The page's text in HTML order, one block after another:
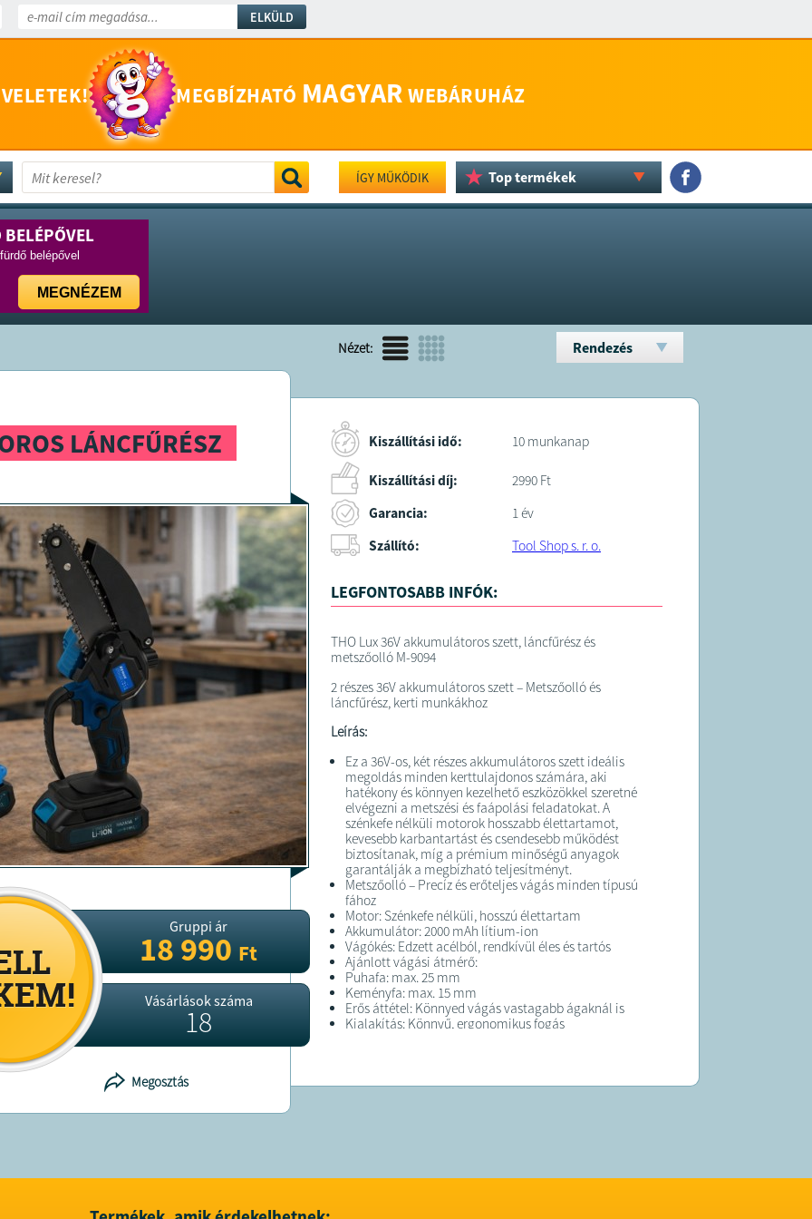
ELKÜLD
MEGBÍZHATÓ MAGYAR WEBÁRUHÁZ
ÍGY MŰKÖDIK Top termékek
BELÉPŐVEL
belépővel
MEGNÉZEM
Nézet: Rendezés
LÁNCFŰRÉSZ
Gruppi ár
18 990Ft
Vásárlások száma
18
Megosztás
Kiszállítási idő: 10 munkanap
Kiszállítási díj:
2990 Ft
Garancia:
1 év
Szállító:
Tool Shop s. r. o.
LEGFONTOSABB INFÓK:
THO Lux 36V akkumulátoros szett, láncfűrész és
metszőolló M-9094
2 részes 36V akkumulátoros szett – Metszőolló és
láncfűrész, kerti munkákhoz
Leírás:
Ez a 36V-os, két részes akkumulátoros szett ideális
megoldás minden kerttulajdonos számára, aki
hatékony és könnyen kezelhető eszközökkel szeretné
elvégezni a metszési és faápolási feladatokat. A
szénkefe nélküli motorok hosszabb élettartamot,
kevesebb karbantartást és csendesebb működést
biztosítanak, míg a prémium minőségű anyagok
garantálják a megbízható teljesítményt.
Metszőolló – Precíz és erőteljes vágás minden típusú
fához
Motor: Szénkefe nélküli, hosszú élettartam
Akkumulátor: 2000 mAh lítium-ion
Vágókés: Edzett acélból, rendkívül éles és tartós
Ajánlott vágási átmérő:
Puhafa: max. 25 mm
Keményfa: max. 15 mm
Erős áttétel: Könnyed vágás vastagabb ágaknál is
Kialakítás: Könnyű, ergonomikus fogás
működésért
Védelem: Láncvédő burkolat